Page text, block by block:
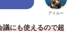
アイルー
議にも使えるので超